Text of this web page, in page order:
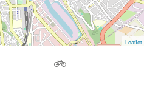
Leaflet